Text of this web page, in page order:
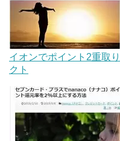
イオンでポイント2重取
クト